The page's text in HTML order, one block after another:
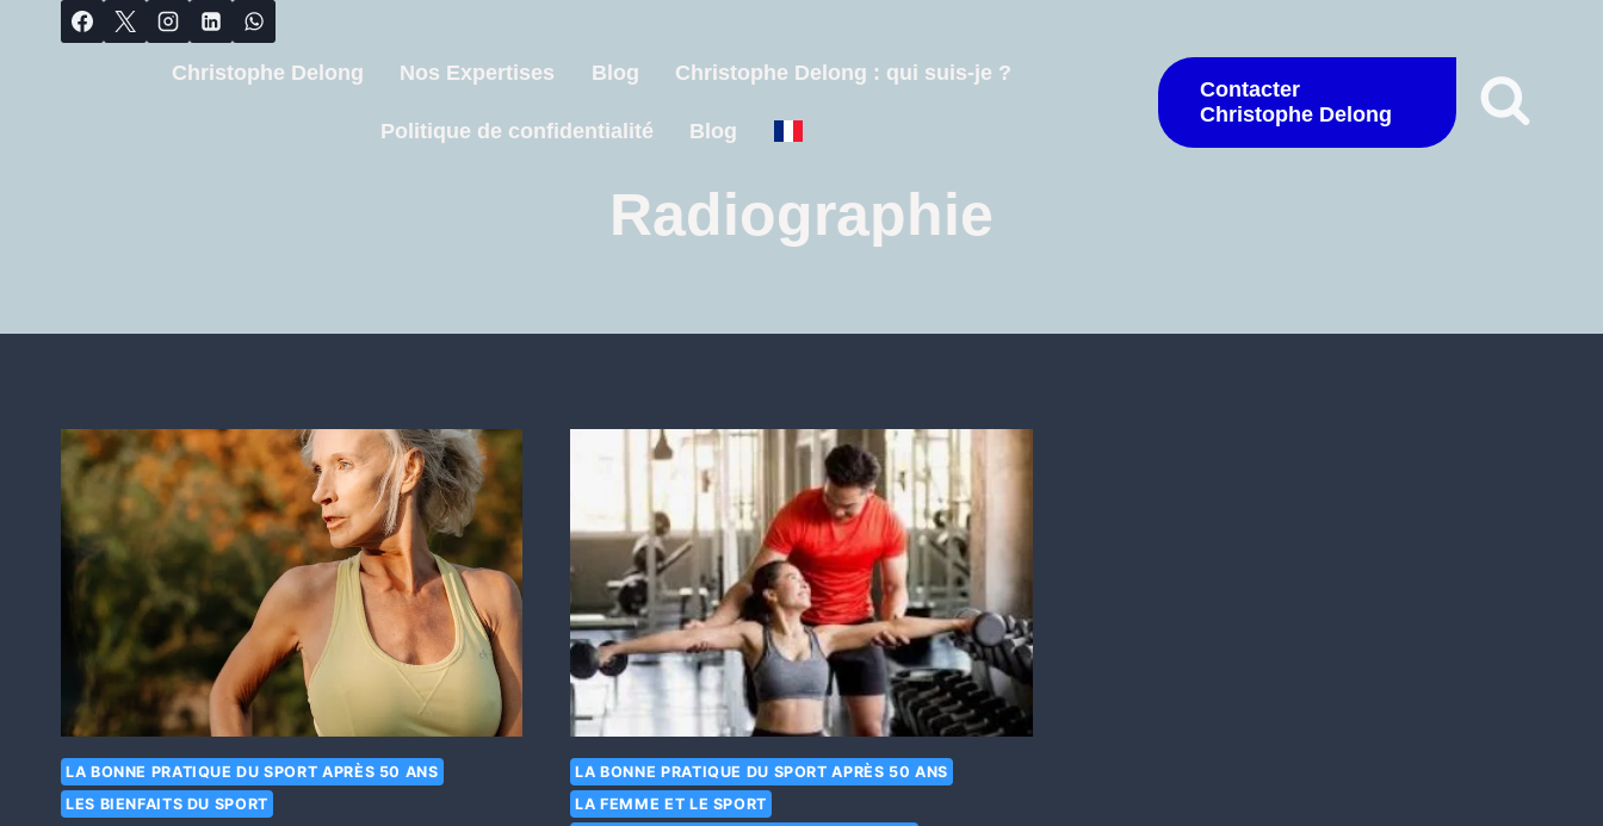
Christophe Delong Nos Expertises Blog Christophe Delong : qui suis-je ?
Politique de confidentialité Blog
Contacter
Christophe Delong
Radiographie
LA BONNE PRATIQUE DU SPORT APRÈS 50 ANS
LES BIENFAITS DU SPORT
LA BONNE PRATIQUE DU SPORT APRÈS 50 ANS
LA FEMME ET LE SPORT